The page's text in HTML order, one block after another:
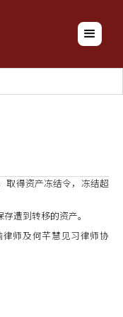
取得资产冻结令，冻结超
遭到转移的资产。
师及何芊慧见习律师协